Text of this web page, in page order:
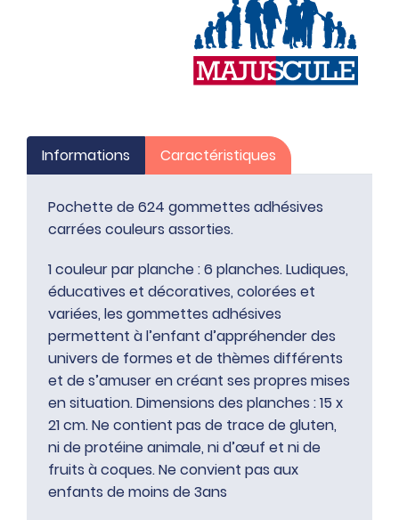
Informations Caractéristiques
Pochette de 624 gommettes adhésives
carrées couleurs assorties.
1 couleur par planche : 6 planches. Ludiques,
éducatives et décoratives, colorées et
variées, les gommettes adhésives
permettent à l’enfant d’appréhender des
univers de formes et de thèmes différents
et de s’amuser en créant ses propres mises
en situation. Dimensions des planches : 15 x
21 cm. Ne contient pas de trace de gluten,
ni de protéine animale, ni d’œuf et ni de
fruits à coques. Ne convient pas aux
enfants de moins de 3ans